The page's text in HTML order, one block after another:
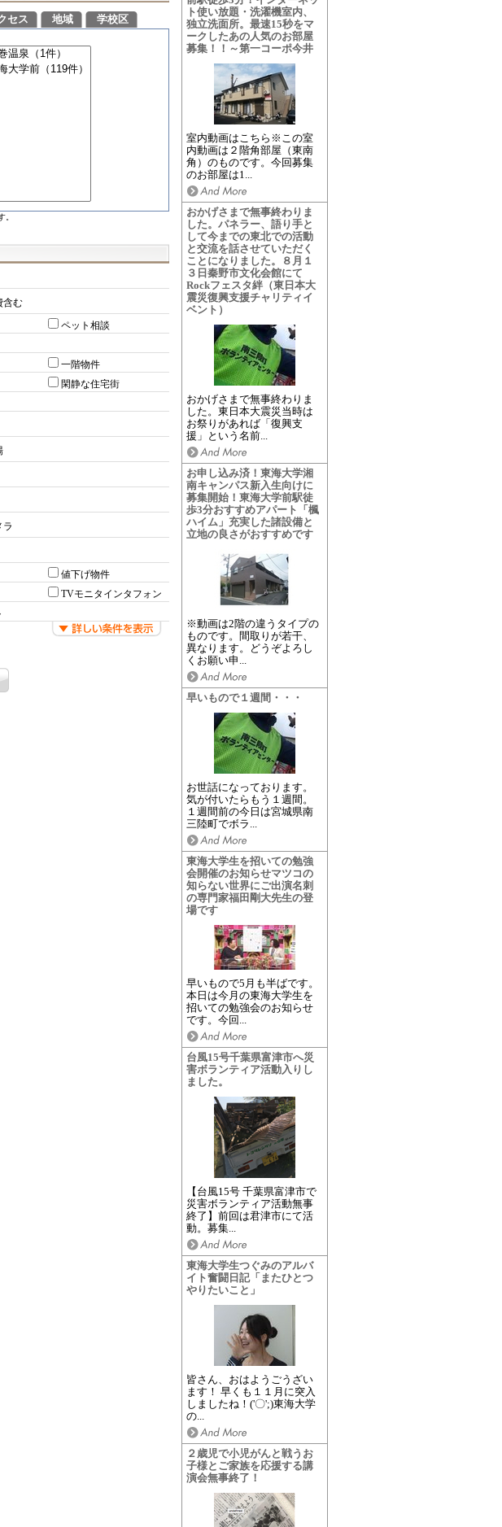
ト使い放題・洗濯機室内、
独立洗面所。最速15秒をマ
ークしたあの人気のお部屋
募集！！～第一コーポ今井
室内動画はこちら※この室
内動画は２階角部屋（東南
角）のものです。今回募集
のお部屋は1...
おかげさまで無事終わりま
した。パネラー、語り手と
して今までの東北での活動
と交流を話させていただく
ことになりました。８月１
３日秦野市文化会館にて
Rockフェスタ絆（東日本大
震災復興支援チャリティイ
ベント）
おかげさまで無事終わりま
した。東日本大震災当時は
お祭りがあれば「復興支
援」という名前...
お申し込み済！東海大学湘
南キャンパス新入生向けに
募集開始！東海大学前駅徒
歩3分おすすめアパート「楓
ハイム」充実した諸設備と
立地の良さがおすすめです
※動画は2階の違うタイプの
ものです。間取りが若干、
異なります。どうぞよろし
くお願い申...
早いもので１週間・・・
お世話になっております。
気が付いたらもう１週間。
１週間前の今日は宮城県南
三陸町でボラ...
東海大学生を招いての勉強
会開催のお知らせマツコの
知らない世界にご出演名刺
の専門家福田剛大先生の登
場です
早いもので5月も半ばです。
本日は今月の東海大学生を
招いての勉強会のお知らせ
です。今回...
台風15号千葉県富津市へ災
害ボランティア活動入りし
ました。
【台風15号 千葉県富津市で
災害ボランティア活動無事
終了】前回は君津市にて活
動。募集...
東海大学生つぐみのアルバ
イト奮闘日記「またひとつ
やりたいこと」
皆さん、おはようごうざい
ます！ 早くも１１月に突入
しましたね！('〇';)東海大学
の...
２歳児で小児がんと戦うお
子様とご家族を応援する講
演会無事終了！
セス 地域 学校区
含む
ペット相談
一階物件
閑静な住宅街
ラ
値下げ物件
TVモニタインタフォン